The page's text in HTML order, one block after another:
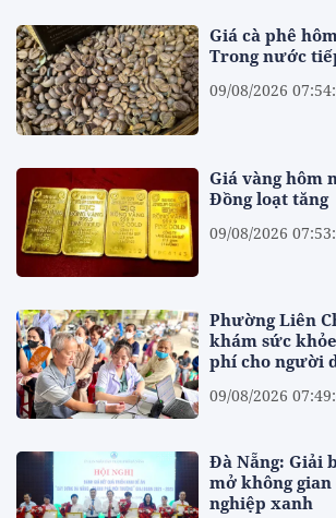
Giá cà phê
Trong nước
09/08/2026
Giá vàng hôm
Đồng loạt tăng
09/08/2026
Phường Liên
khám sức
phí cho người
09/08/2026
Đà Nẵng: Giải
mở không
nghiệp xanh